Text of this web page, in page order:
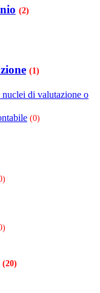
(2)
(1)
di valutazione o
(0)
(20)